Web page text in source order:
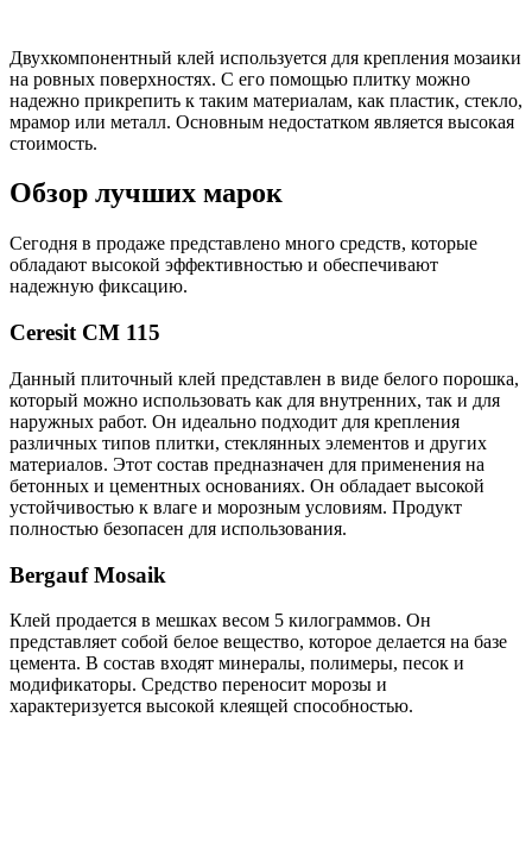
Двухкомпонентный клей используется для крепления мозаики
на ровных поверхностях. С его помощью плитку можно
надежно прикрепить к таким материалам, как пластик, стекло,
мрамор или металл. Основным недостатком является высокая
стоимость.
Обзор лучших марок
Сегодня в продаже представлено много средств, которые
обладают высокой эффективностью и обеспечивают
надежную фиксацию.
Ceresit CM 115
Данный плиточный клей представлен в виде белого порошка,
который можно использовать как для внутренних, так и для
наружных работ. Он идеально подходит для крепления
различных типов плитки, стеклянных элементов и других
материалов. Этот состав предназначен для применения на
бетонных и цементных основаниях. Он обладает высокой
устойчивостью к влаге и морозным условиям. Продукт
полностью безопасен для использования.
Bergauf Mosaik
Клей продается в мешках весом 5 килограммов. Он
представляет собой белое вещество, которое делается на базе
цемента. В состав входят минералы, полимеры, песок и
модификаторы. Средство переносит морозы и
характеризуется высокой клеящей способностью.